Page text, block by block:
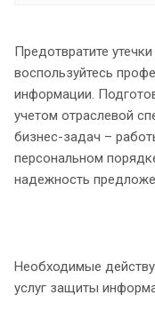
Предотвратите
воспользуйтесь
информации.
учетом отраслевой
бизнес-задач –
персональном
надежность
Необходимые
услуг защиты